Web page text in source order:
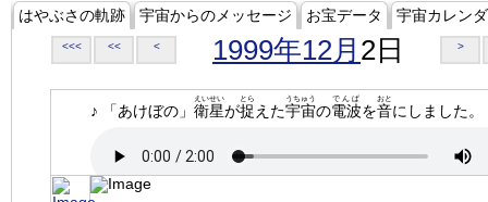
はやぶさの軌跡 宇宙からのメッセージ お宝データ 宇宙カレン
<<< << < 1999年12月 2日 >
♪ 「あけぼの」 衛星
えいせい
が捉
とら
えた宇宙
うちゅう
の電波
でんぱ
を音
おと
にしました。